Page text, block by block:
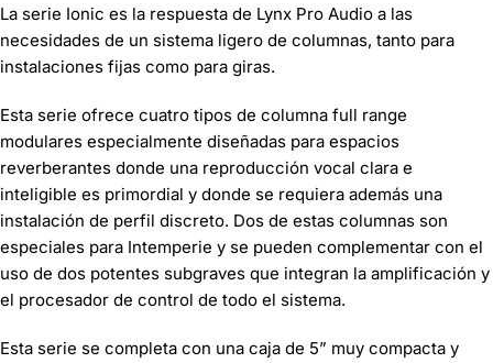
La serie Ionic es la respuesta de Lynx Pro Audio a las
necesidades de un sistema ligero de columnas, tanto para
instalaciones fijas como para giras.
Esta serie ofrece cuatro tipos de columna full range
modulares especialmente diseñadas para espacios
reverberantes donde una reproducción vocal clara e
inteligible es primordial y donde se requiera además una
instalación de perfil discreto. Dos de estas columnas son
especiales para Intemperie y se pueden complementar con el
uso de dos potentes subgraves que integran la amplificación y
el procesador de control de todo el sistema.
Esta serie se completa con una caja de 5” muy compacta y